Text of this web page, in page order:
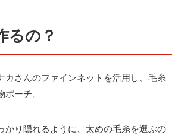
るの？
カさんのファインネットを活用し、毛糸
ーチ。
かり隠れるように、太めの毛糸を選ぶの